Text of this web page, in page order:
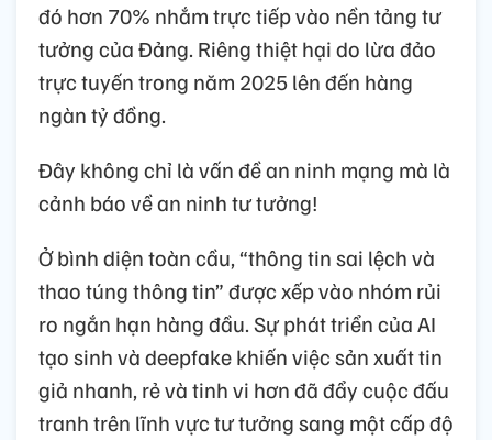
đó hơn 70% nhắm trực tiếp vào nền tảng tư
tưởng của Đảng. Riêng thiệt hại do lừa đảo
trực tuyến trong năm 2025 lên đến hàng
ngàn tỷ đồng.
Đây không chỉ là vấn đề an ninh mạng mà là
cảnh báo về an ninh tư tưởng!
Ở bình diện toàn cầu, “thông tin sai lệch và
thao túng thông tin” được xếp vào nhóm rủi
ro ngắn hạn hàng đầu. Sự phát triển của AI
tạo sinh và deepfake khiến việc sản xuất tin
giả nhanh, rẻ và tinh vi hơn đã đẩy cuộc đấu
tranh trên lĩnh vực tư tưởng sang một cấp độ